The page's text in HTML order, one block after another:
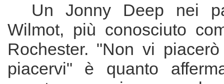
Un Jonny Deep nei
Wilmot, più conosciuto
Rochester. "Non vi
piacervi" è quanto